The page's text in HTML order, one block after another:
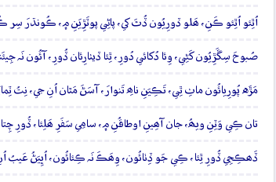
اُٿِئو اُٿِئو ڪَنِ، ھَلو ڏورِيُون ڏُٿَ کي، پاڻِي پوٽَڙِيَنِ ۾، ڪُونڌرَ سِر
صُبوحَ سِڱَڙِيُون کَڻِي، وِئا دُکائي دُورِ، ٿِئا ڏيٺارِئان ڏُورِ، آئُون نَہ
مَڙَه پُورِيائُون ماٺِ ٿِي، تَڪِيَنِ ناھِ تَنوارَ، آسَڻَ مَٿان اُنِ جي، نِتُ
تان ڪِي وَٽِنِ ويھُ، جان آھِينِ اوطاقُنِ ۾، سامِي سَفَرِ ھَلِئا، ڏُورِ
ڏَھڪِجِي ڏُورِ ٿِئا، ڪِي جَو ڏِٺائُون، وِھَڪَ نَہ ڪِئائُون، اُڀِيَڻُ عَيبُ